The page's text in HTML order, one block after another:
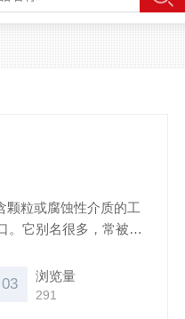
颗粒或腐蚀性介质的工
。它别名很多，常被称
03 浏览量
291